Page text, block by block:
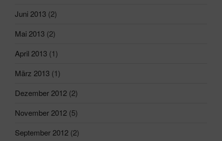
Juni 2013 (2)
Mai 2013 (2)
April 2013 (1)
März 2013 (1)
Dezember 2012 (2)
November 2012 (5)
September 2012 (2)